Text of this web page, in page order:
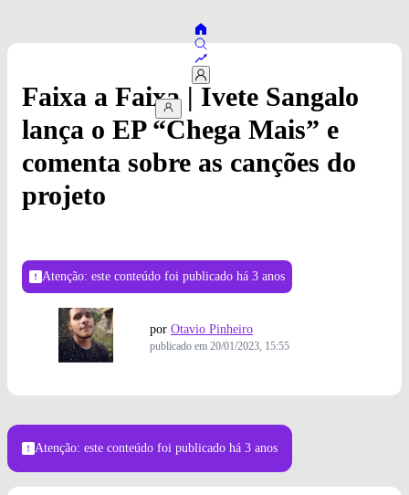
Faixa a Faixa | Ivete Sangalo
lança o EP “Chega Mais” e
comenta sobre as canções do
projeto
Atenção: este conteúdo foi publicado há 3 anos
por Otavio Pinheiro
publicado em 20/01/2023, 15:55
Atenção: este conteúdo foi publicado há 3 anos